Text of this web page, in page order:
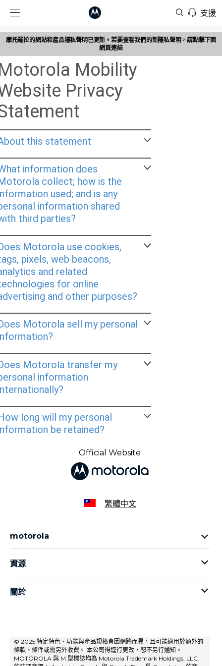
支援
摩托羅拉的網站和產品隱私聲明已更新。若要查看我們的新隱私聲明，請點擊下面
網頁連結
Official Website
繁體中文
motorola
Motorola edge 系列
資源
moto mods
關於
隱私政策
產品隱私權政策
© 2025 特定特色、功能與產品規格會因網路而異，且可能適用於額外的
條款、條件或需另外收費。 本公司得逕行更改，恕不另行通知。
MOTOROLA 與 M 型標誌均為 Motorola Trademark Holdings, LLC.